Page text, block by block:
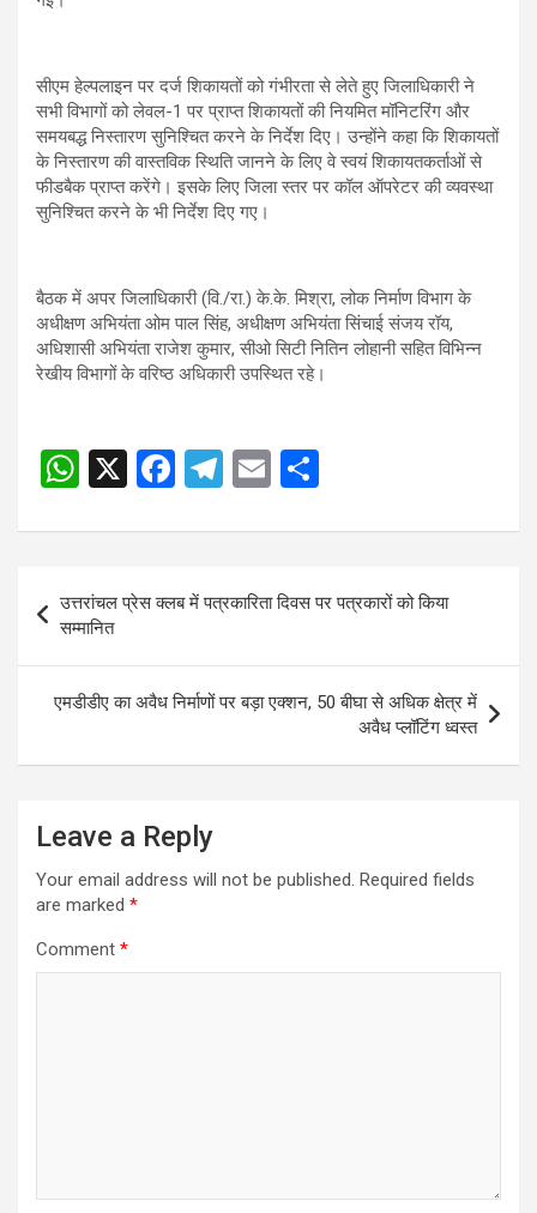
सीएम हेल्पलाइन पर दर्ज शिकायतों को गंभीरता से लेते हुए जिलाधिकारी ने
सभी विभागों को लेवल-1 पर प्राप्त शिकायतों की नियमित मॉनिटरिंग और
समयबद्ध निस्तारण सुनिश्चित करने के निर्देश दिए। उन्होंने कहा कि शिकायतों
के निस्तारण की वास्तविक स्थिति जानने के लिए वे स्वयं शिकायतकर्ताओं से
फीडबैक प्राप्त करेंगे। इसके लिए जिला स्तर पर कॉल ऑपरेटर की व्यवस्था
सुनिश्चित करने के भी निर्देश दिए गए।
बैठक में अपर जिलाधिकारी (वि./रा.) के.के. मिश्रा, लोक निर्माण विभाग के
अधीक्षण अभियंता ओम पाल सिंह, अधीक्षण अभियंता सिंचाई संजय रॉय,
अधिशासी अभियंता राजेश कुमार, सीओ सिटी नितिन लोहानी सहित विभिन्न
रेखीय विभागों के वरिष्ठ अधिकारी उपस्थित रहे।
PostW
at
s
A
p
p
X
F
ce
b
o
o
k
T
e
gr
a
m
E
ail ar
navigation
उत्तरांचल प्रेस क्लब में पत्रकारिता दिवस पर पत्रकारों को किया
सम्मानित
एमडीडीए का अवैध निर्माणों पर बड़ा एक्शन, 50 बीघा से अधिक क्षेत्र में
अवैध प्लॉटिंग ध्वस्त
Leave a Reply
Your email address will not be published. Required fields
are marked *
Comment *